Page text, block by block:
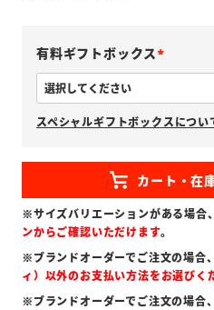
有料ギフトボックス
必
須
)
スペシャルギフトボックスについ
※サイズバリエーションがある場合、
ンからご確認いただけます。
※ブランドオーダーでご注文の場合、
ィ）以外のお支払い方法をお選びく
※ブランドオーダーでご注文の場合、